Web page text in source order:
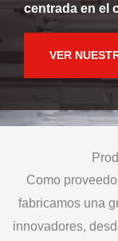
centrada en el
VER
Como
fabricamos una
innovadores,